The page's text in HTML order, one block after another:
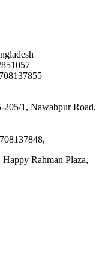
205/1, Nawabpur Road,
Rahman Plaza,